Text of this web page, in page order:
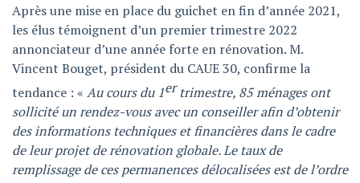
Après une mise en place du guichet en fin d’année 2021,
les élus témoignent d’un premier trimestre 2022
annonciateur d’une année forte en rénovation. M.
Vincent Bouget, président du CAUE 30, confirme la
tendance : « Au cours du 1ertrimestre, 85 ménages ont
sollicité un rendez-vous avec un conseiller afin d’obtenir
des informations techniques et financières dans le cadre
de leur projet de rénovation globale. Le taux de
remplissage de ces permanences délocalisées est de l’ordre